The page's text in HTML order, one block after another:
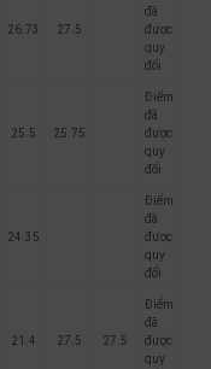
26.73 27.5
đã
được
quy
đổi
25.5 25.75
Điểm
đã
được
quy
đổi
24.35
Điểm
đã
được
quy
đổi
21.4 27.5 27.5
Điểm
đã
được
quy